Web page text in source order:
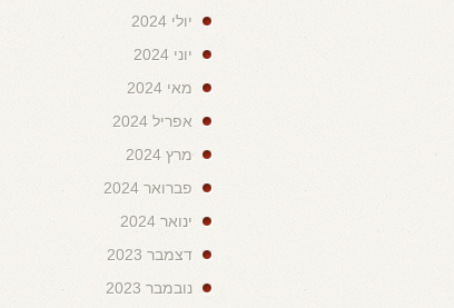
יולי 2024
יוני 2024
מאי 2024
אפריל 2024
מרץ 2024
פברואר 2024
ינואר 2024
דצמבר 2023
נובמבר 2023